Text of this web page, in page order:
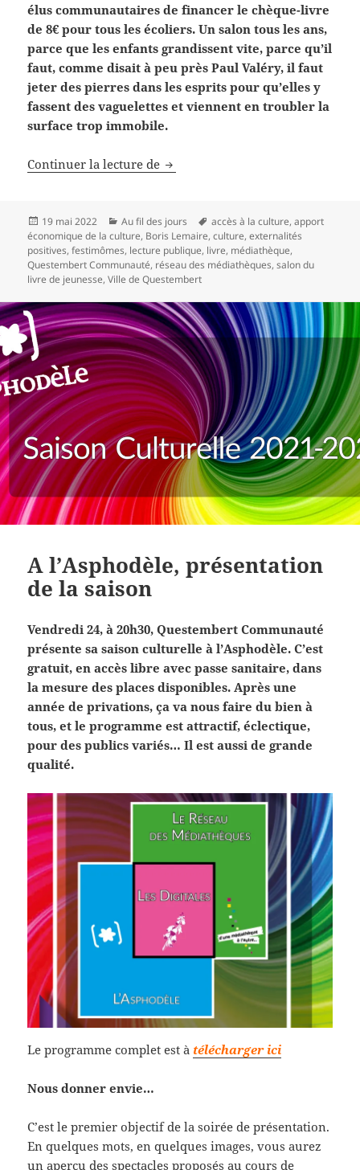
élus communautaires de financer le chèque-livre
de 8€ pour tous les écoliers. Un salon tous les ans,
parce que les enfants grandissent vite, parce qu’il
faut, comme disait à peu près Paul Valéry, il faut
jeter des pierres dans les esprits pour qu’elles y
fassent des vaguelettes et viennent en troubler la
surface trop immobile.
Continuer la lecture de Salon du livre de jeunesse, le
Publié
le
19 mai 2022 Catégories
Au fil des jours
Mots-
clés
accès à la culture,apport
économique de la culture, Boris Lemaire,culture,externalités
positives,festimômes, lecture publique, livre, médiathèque,
Questembert Communauté, réseau des médiathèques,salon du
livre de jeunesse,Ville de Questembert
A l’Asphodèle, présentation
de la saison
Vendredi 24, à 20h30, Questembert Communauté
présente sa saison culturelle à l’Asphodèle. C’est
gratuit, en accès libre avec passe sanitaire, dans
la mesure des places disponibles. Après une
année de privations, ça va nous faire du bien à
tous, et le programme est attractif, éclectique,
pour des publics variés… Il est aussi de grande
qualité.
Le programme complet est à télécharger ici
Nous donner envie…
C’est le premier objectif de la soirée de présentation.
En quelques mots, en quelques images, vous aurez
un aperçu des spectacles proposés au cours de